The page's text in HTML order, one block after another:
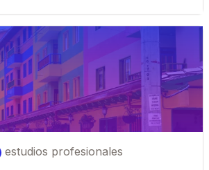
estudios profesionales